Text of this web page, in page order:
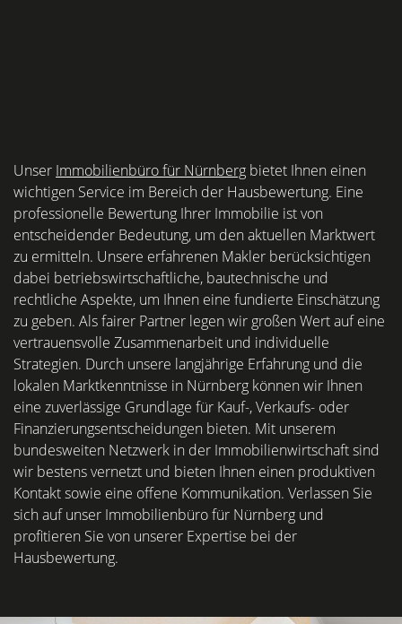
Unser Immobilienbüro für Nürnberg bietet Ihnen einen
wichtigen Service im Bereich der Hausbewertung. Eine
professionelle Bewertung Ihrer Immobilie ist von
entscheidender Bedeutung, um den aktuellen Marktwert
zu ermitteln. Unsere erfahrenen Makler berücksichtigen
dabei betriebswirtschaftliche, bautechnische und
rechtliche Aspekte, um Ihnen eine fundierte Einschätzung
zu geben. Als fairer Partner legen wir großen Wert auf eine
vertrauensvolle Zusammenarbeit und individuelle
Strategien. Durch unsere langjährige Erfahrung und die
lokalen Marktkenntnisse in Nürnberg können wir Ihnen
eine zuverlässige Grundlage für Kauf-, Verkaufs- oder
Finanzierungsentscheidungen bieten. Mit unserem
bundesweiten Netzwerk in der Immobilienwirtschaft sind
wir bestens vernetzt und bieten Ihnen einen produktiven
Kontakt sowie eine offene Kommunikation. Verlassen Sie
sich auf unser Immobilienbüro für Nürnberg und
profitieren Sie von unserer Expertise bei der
Hausbewertung.